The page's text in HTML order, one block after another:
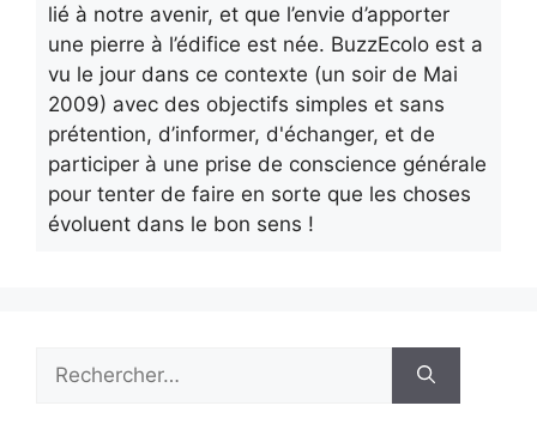
lié à notre avenir, et que l’envie d’apporter
une pierre à l’édifice est née. BuzzEcolo est a
vu le jour dans ce contexte (un soir de Mai
2009) avec des objectifs simples et sans
prétention, d’informer, d'échanger, et de
participer à une prise de conscience générale
pour tenter de faire en sorte que les choses
évoluent dans le bon sens !